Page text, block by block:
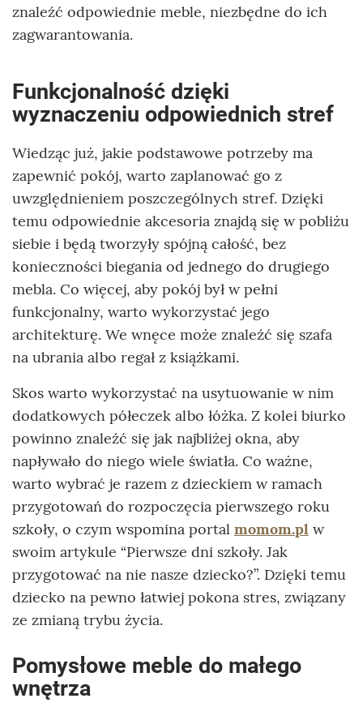
znaleźć odpowiednie meble, niezbędne do ich
zagwarantowania.
Funkcjonalność dzięki
wyznaczeniu odpowiednich stref
Wiedząc już, jakie podstawowe potrzeby ma
zapewnić pokój, warto zaplanować go z
uwzględnieniem poszczególnych stref. Dzięki
temu odpowiednie akcesoria znajdą się w pobliżu
siebie i będą tworzyły spójną całość, bez
konieczności biegania od jednego do drugiego
mebla. Co więcej, aby pokój był w pełni
funkcjonalny, warto wykorzystać jego
architekturę. We wnęce może znaleźć się szafa
na ubrania albo regał z książkami.
Skos warto wykorzystać na usytuowanie w nim
dodatkowych półeczek albo łóżka. Z kolei biurko
powinno znaleźć się jak najbliżej okna, aby
napływało do niego wiele światła. Co ważne,
warto wybrać je razem z dzieckiem w ramach
przygotowań do rozpoczęcia pierwszego roku
szkoły, o czym wspomina portal momom.pl w
swoim artykule “Pierwsze dni szkoły. Jak
przygotować na nie nasze dziecko?”. Dzięki temu
dziecko na pewno łatwiej pokona stres, związany
ze zmianą trybu życia.
Pomysłowe meble do małego
wnętrza